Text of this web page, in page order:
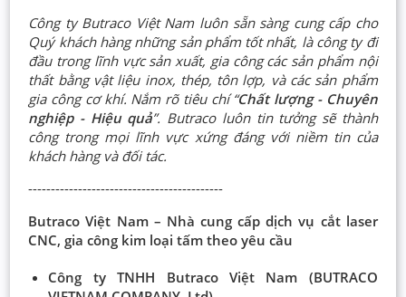
Công ty Butraco Việt Nam luôn sẵn sàng cung cấp cho
Quý khách hàng những sản phẩm tốt nhất, là công ty đi
đầu trong lĩnh vực sản xuất, gia công các sản phẩm nội
thất bằng vật liệu inox, thép, tôn lợp, và các sản phẩm
gia công cơ khí. Nắm rõ tiêu chí “Chất lượng - Chuyên
nghiệp - Hiệu quả”. Butraco luôn tin tưởng sẽ thành
công trong mọi lĩnh vực xứng đáng với niềm tin của
khách hàng và đối tác.
-------------------------------------------
Butraco Việt Nam – Nhà cung cấp dịch vụ cắt laser
CNC, gia công kim loại tấm theo yêu cầu
Công ty TNHH Butraco Việt Nam (BUTRACO